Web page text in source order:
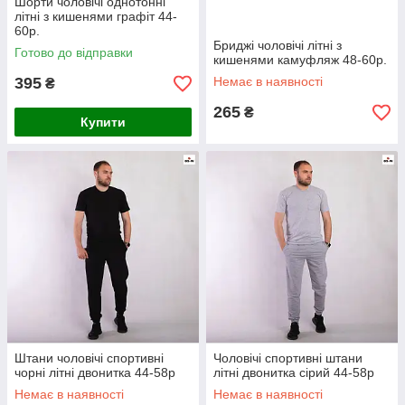
літні з кишенями графіт 44-
60р.
Готово до відправки
395 ₴
Купити
Бриджі чоловічі літні з
кишенями камуфляж 48-60р.
Немає в наявності
265 ₴
Штани чоловічі спортивні
чорні літні двонитка 44-58р
Немає в наявності
Чоловічі спортивні штани
літні двонитка сірий 44-58р
Немає в наявності